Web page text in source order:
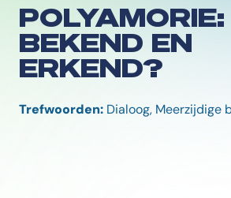
POLYAMORIE:
BEKEND EN
ERKEND?
Trefwoorden: Dialoog, Meerzijdige